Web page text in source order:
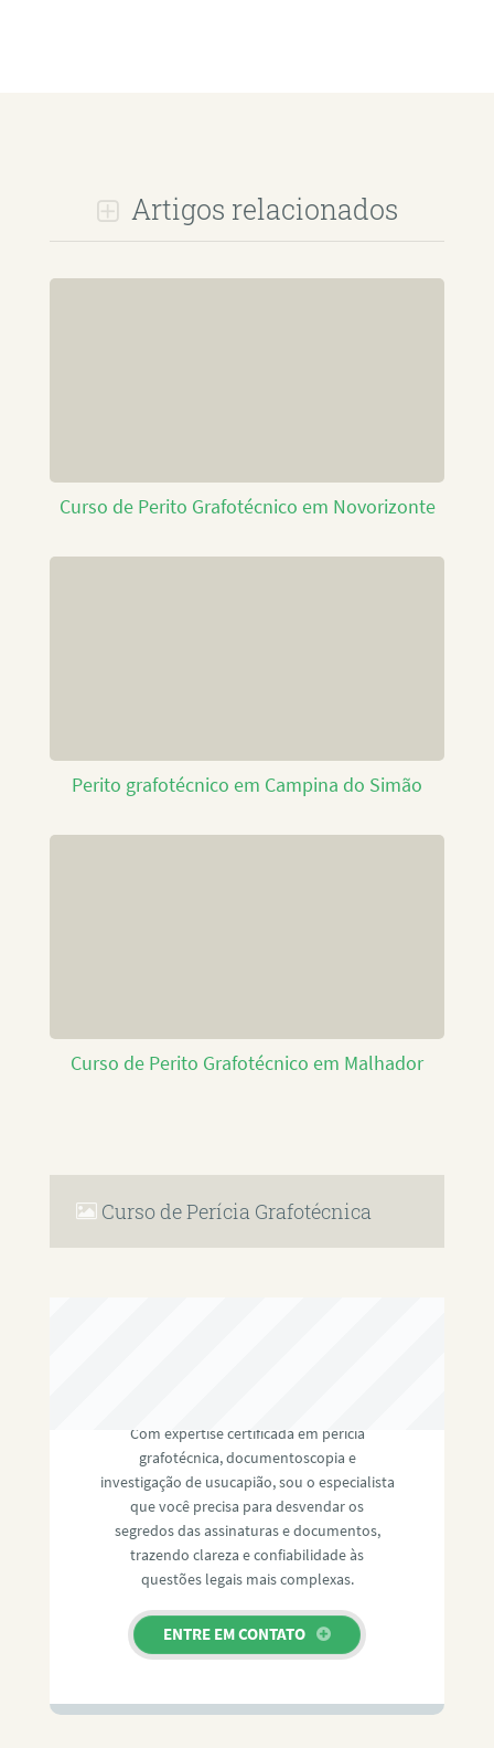
Artigos relacionados
Curso de Perito Grafotécnico em Novorizonte
Perito grafotécnico em Campina do Simão
Curso de Perito Grafotécnico em Malhador
Curso de Perícia Grafotécnica
Com expertise certificada em perícia
grafotécnica, documentoscopia e
investigação de usucapião, sou o especialista
que você precisa para desvendar os
segredos das assinaturas e documentos,
trazendo clareza e confiabilidade às
questões legais mais complexas.
ENTRE EM CONTATO